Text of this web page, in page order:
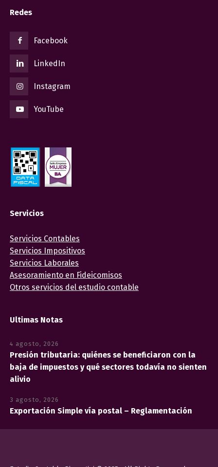
Redes
Facebook
LinkedIn
Instagram
YouTube
Servicios
Servicios Contables
Servicios Impositivos
Servicios Laborales
Asesoramiento en Fideicomisos
Otros servicios del estudio contable
Ultimas Notas
4 agosto, 2026
Presión tributaria: quiénes se beneficiaron con la
baja de impuestos y qué sectores todavía no sienten
alivio
3 agosto, 2026
Exportación Simple vía postal – Reglamentación